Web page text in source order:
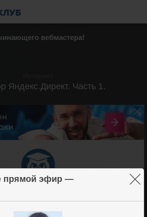
прямой эфир —
×
вебмастера!
Яндекс.Директ. Часть 1.